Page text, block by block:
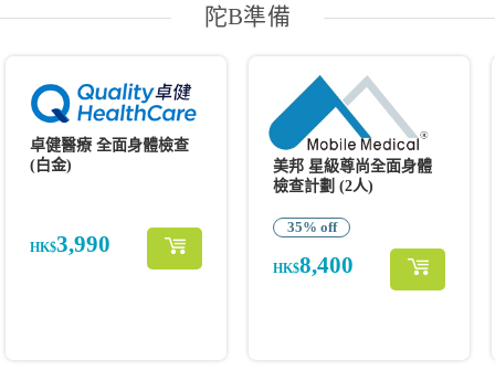
陀B準備
卓健醫療 全面身體檢查
(白金)
HK$3,990
美邦 星級尊尚全面身體
檢查計劃 (2人)
35% off
HK$8,400